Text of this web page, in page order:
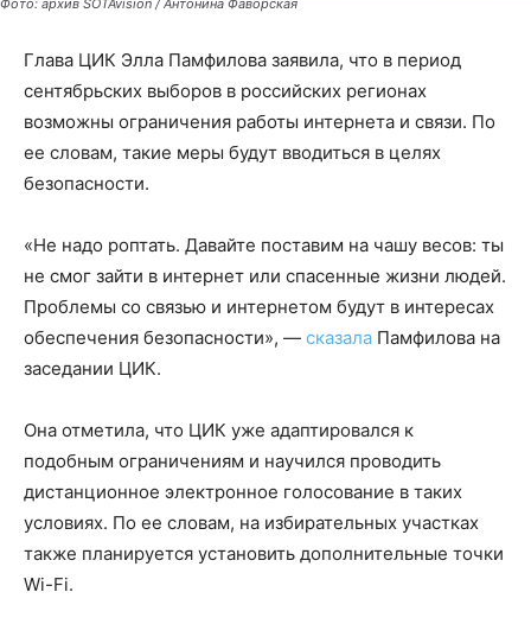
Фото: архив SOTAvision / Антонина Фаворская
Глава ЦИК Элла Памфилова заявила, что в период
сентябрьских выборов в российских регионах
возможны ограничения работы интернета и связи. По
ее словам, такие меры будут вводиться в целях
безопасности.
«Не надо роптать. Давайте поставим на чашу весов: ты
не смог зайти в интернет или спасенные жизни людей.
Проблемы со связью и интернетом будут в интересах
обеспечения безопасности», — сказала Памфилова на
заседании ЦИК.
Она отметила, что ЦИК уже адаптировался к
подобным ограничениям и научился проводить
дистанционное электронное голосование в таких
условиях. По ее словам, на избирательных участках
также планируется установить дополнительные точки
Wi-Fi.